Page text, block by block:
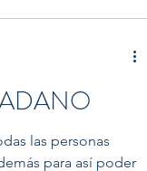
las personas
para así poder